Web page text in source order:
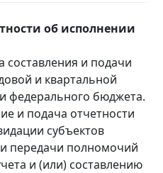
об исполнении
составления и подачи
и квартальной
федерального бюджета.
и подача отчетности
субъектов
передачи полномочий
и (или) составлению